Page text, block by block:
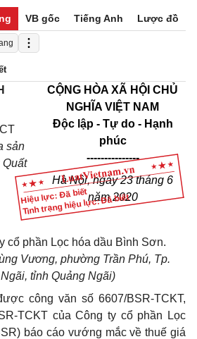
VB gốc Tiếng Anh Lược đồ
Hiệu lực: Đã biết
Tình trạng hiệu lực: Đã biết
sản
CỘNG HÒA XÃ HỘI CHỦ
NGHĨA VIỆT NAM
Độc lập - Tự do - Hạnh
phúc
---------------
Hà Nội, ngày 23 tháng 6
năm 2020
cổ phần Lọc hóa dầu Bình Sơn.
Vương, phường Trần Phú, Tp.
tỉnh Quảng Ngãi)
công văn số 6607/BSR-TCKT,
TCKT của Công ty cổ phần Lọc
báo cáo vướng mắc về thuế giá